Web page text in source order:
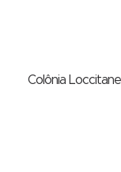
Colônia